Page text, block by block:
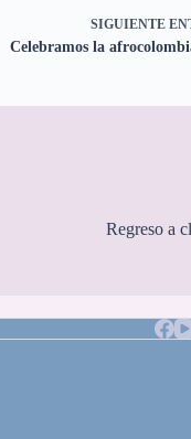
SIGUIENTE
Celebramos la
Regreso a